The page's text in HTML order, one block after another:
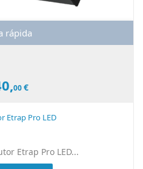
rápida
00€
Etrap Pro LED
Etrap Pro LED...